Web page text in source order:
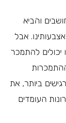
והביא
אבל
להתמכר
ביותר, את
העומדים